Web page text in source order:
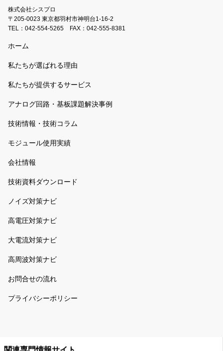
株式会社シスプロ
〒205-0023 東京都羽村市神明台1-16-2
TEL： 042-554-5265 FAX：042-555-8381
ホーム
私たちが選ばれる理由
私たちが提供するサービス
アナログ回路・基板課題解決事例
技術情報・技術コラム
モジュール使用実績
会社情報
技術資料ダウンロード
ノイズ対策ナビ
高電圧対策ナビ
大電流対策ナビ
高周波対策ナビ
お問合せの流れ
プライバシーポリシー